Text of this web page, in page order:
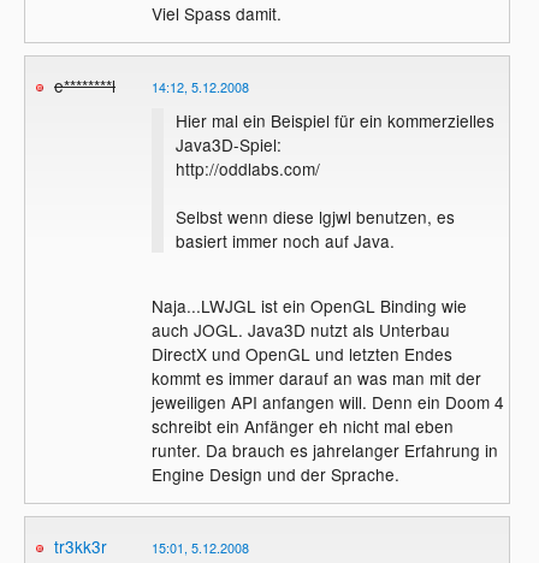
Viel Spass damit.
e********l 14:12, 5.12.2008
Hier mal ein Beispiel für ein kommerzielles
Java3D-Spiel:
http://oddlabs.com/
Selbst wenn diese lgjwl benutzen, es
basiert immer noch auf Java.
Naja...LWJGL ist ein OpenGL Binding wie
auch JOGL. Java3D nutzt als Unterbau
DirectX und OpenGL und letzten Endes
kommt es immer darauf an was man mit der
jeweiligen API anfangen will. Denn ein Doom 4
schreibt ein Anfänger eh nicht mal eben
runter. Da brauch es jahrelanger Erfahrung in
Engine Design und der Sprache.
tr3kk3r
15:01, 5.12.2008